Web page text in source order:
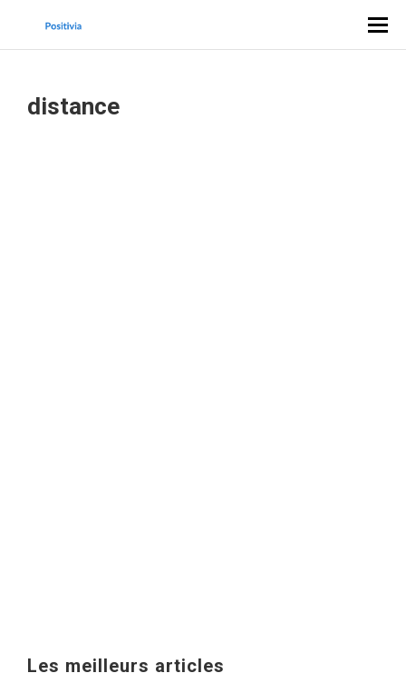
distance
Les meilleurs articles